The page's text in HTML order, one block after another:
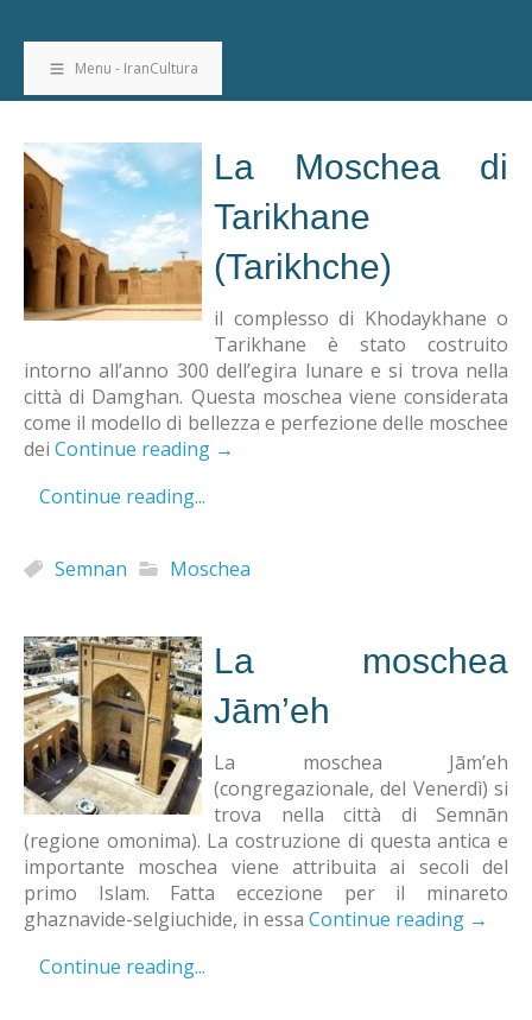
Menu - IranCultura
La Moschea di
Tarikhane
(Tarikhche)
il complesso di Khodaykhane o
Tarikhane è stato costruito
intorno all’anno 300 dell’egira lunare e si trova nella
città di Damghan. Questa moschea viene considerata
come il modello di bellezza e perfezione delle moschee
dei Continue reading →
Continue reading...
Semnan Moschea
La moschea
Jām’eh
La moschea Jām’eh
(congregazionale, del Venerdì) si
trova nella città di Semnān
(regione omonima). La costruzione di questa antica e
importante moschea viene attribuita ai secoli del
primo Islam. Fatta eccezione per il minareto
ghaznavide-selgiuchide, in essa Continue reading →
Continue reading...